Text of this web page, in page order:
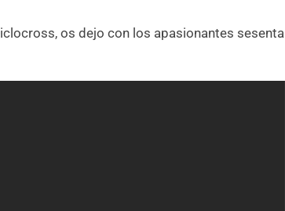
os dejo con los apasionantes sesenta